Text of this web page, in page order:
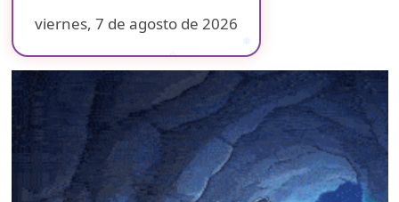
viernes, 7 de agosto de 2026
❄
❄
❄
❄
❄
❄
❄
❄